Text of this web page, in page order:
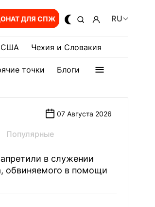
ДЛЯ СПЖ RU
США Чехия и Словакия
точки Блоги
07 Августа 2026
Популярные
в служении
обвиняемого в помощи